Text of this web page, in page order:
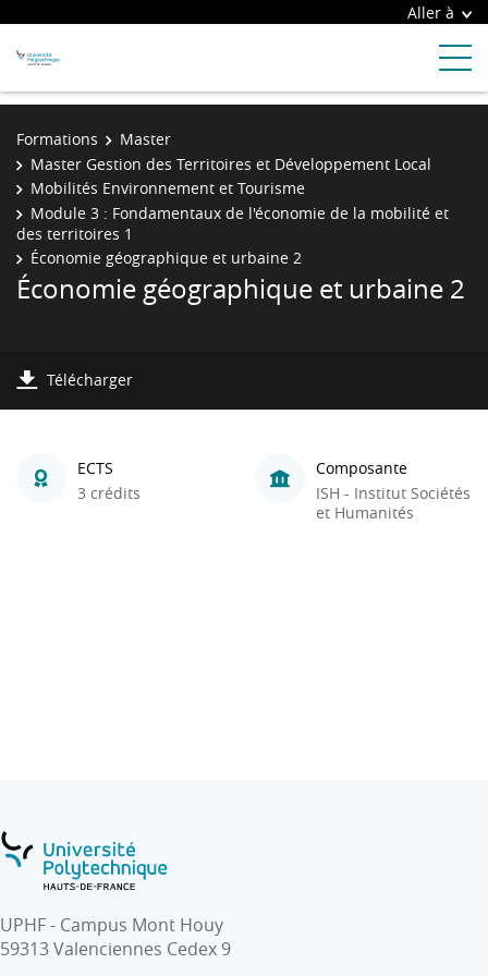
Aller à
Formations
Master
Master Gestion des Territoires et Développement Local
Mobilités Environnement et Tourisme
Module 3 : Fondamentaux de l'économie de la mobilité et
des territoires 1
Économie géographique et urbaine 2
Économie géographique et urbaine 2
Télécharger
ECTS
3 crédits
Composante
ISH - Institut Sociétés
et Humanités
UPHF - Campus Mont Houy
59313 Valenciennes Cedex 9